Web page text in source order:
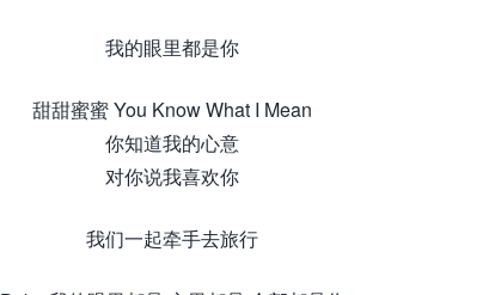
我的眼里都是你
甜甜蜜蜜 You Know What I Mean
你知道我的心意
对你说我喜欢你
我们一起牵手去旅行